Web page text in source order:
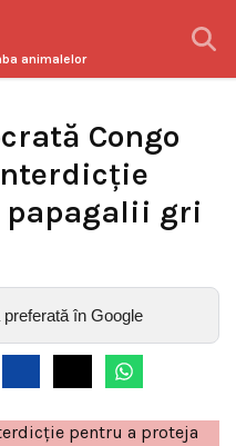
animalelor
Congo
papagalii gri
în Google